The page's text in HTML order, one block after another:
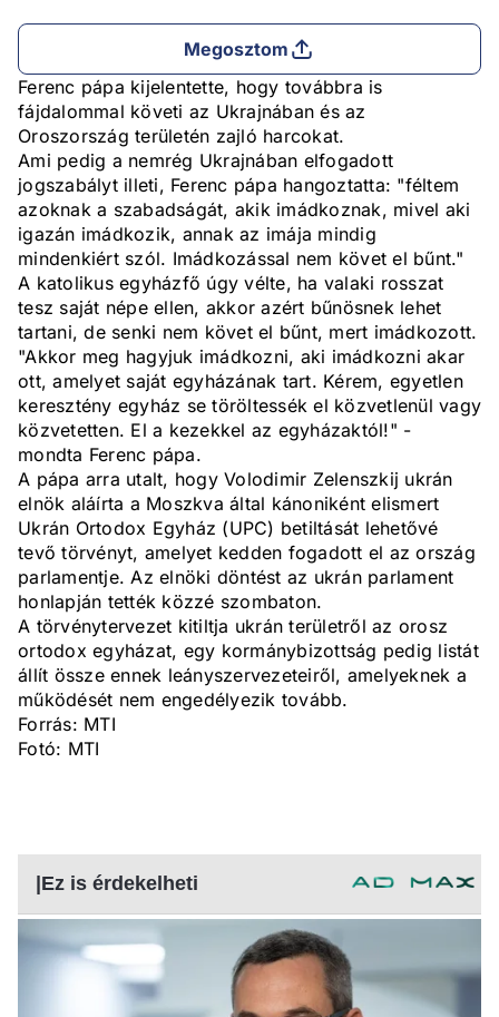
Megosztom
Ferenc pápa kijelentette, hogy továbbra is
fájdalommal követi az Ukrajnában és az
Oroszország területén zajló harcokat.
Ami pedig a nemrég Ukrajnában elfogadott
jogszabályt illeti, Ferenc pápa hangoztatta: "féltem
azoknak a szabadságát, akik imádkoznak, mivel aki
igazán imádkozik, annak az imája mindig
mindenkiért szól. Imádkozással nem követ el bűnt."
A katolikus egyházfő úgy vélte, ha valaki rosszat
tesz saját népe ellen, akkor azért bűnösnek lehet
tartani, de senki nem követ el bűnt, mert imádkozott.
"Akkor meg hagyjuk imádkozni, aki imádkozni akar
ott, amelyet saját egyházának tart. Kérem, egyetlen
keresztény egyház se töröltessék el közvetlenül vagy
közvetetten. El a kezekkel az egyházaktól!" -
mondta Ferenc pápa.
A pápa arra utalt, hogy Volodimir Zelenszkij ukrán
elnök aláírta a Moszkva által kánoniként elismert
Ukrán Ortodox Egyház (UPC) betiltását lehetővé
tevő törvényt, amelyet kedden fogadott el az ország
parlamentje. Az elnöki döntést az ukrán parlament
honlapján tették közzé szombaton.
A törvénytervezet kitiltja ukrán területről az orosz
ortodox egyházat, egy kormánybizottság pedig listát
állít össze ennek leányszervezeteiről, amelyeknek a
működését nem engedélyezik tovább.
Forrás: MTI
Fotó: MTI